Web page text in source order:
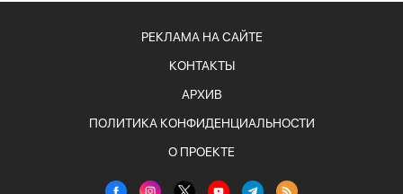
РЕКЛАМА НА САЙТЕ
КОНТАКТЫ
АРХИВ
ПОЛИТИКА КОНФИДЕНЦИАЛЬНОСТИ
О ПРОЕКТЕ